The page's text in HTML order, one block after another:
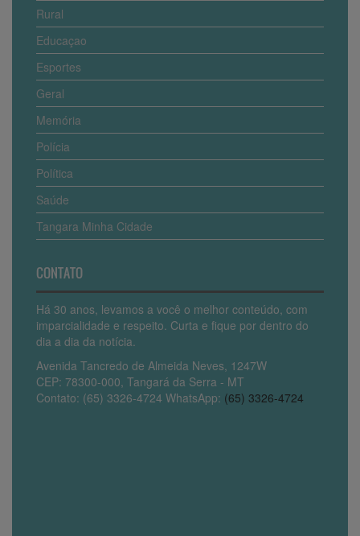
Rural
Educaçao
Esportes
Geral
Memória
Polícia
Política
Saúde
Tangara Minha Cidade
CONTATO
Há 30 anos, levamos a você o melhor conteúdo, com
imparcialidade e respeito. Curta e fique por dentro do
dia a dia da notícia.
Avenida Tancredo de Almeida Neves, 1247W
CEP: 78300-000, Tangará da Serra - MT
Contato: (65) 3326-4724 WhatsApp: (65) 3326-4724